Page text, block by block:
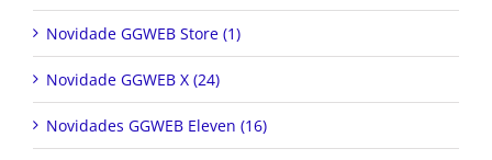
Novidade GGWEB Store (1)
Novidade GGWEB X (24)
Novidades GGWEB Eleven (16)